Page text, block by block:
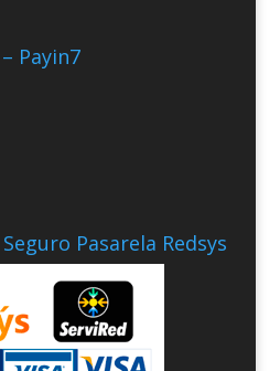
Payin7
Pasarela Redsys